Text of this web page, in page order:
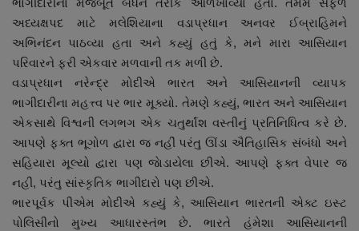
નાણાંકીય સમાચાર
સ્થાનિક સમાચાર
સ્પોર્ટ્સ
રાશિફળ
ગુનાખોરી
ભાગીદારીના મજબૂત બંધન તરીકે ઓળખાવ્યા હતા. તેમમે સફળ
અધ્યક્ષપદ માટે મલેશિયાના વડાપ્રધાન અનવર ઈબ્રાહિમને
અભિનંદન પાઠવ્યા હતા અને કહ્યું હતું કે, મને મારા આસિયાન
પરિવારને ફરી એકવાર મળવાની તક મળી છે.
વડાપ્રધાન નરેન્દ્ર મોદીએ ભારત અને આસિયાનની વ્યાપક
ભાગીદારીના મહત્ત્વ પર ભાર મૂક્યો. તેમણે કહ્યું, ભારત અને આસિયાન
એકસાથે વિશ્વની લગભગ એક ચતુર્થાંશ વસ્તીનું પ્રતિનિધિત્વ કરે છે.
આપણે ફક્ત ભૂગોળ દ્વારા જ નહીં પરંતુ ઊંડા ઐતિહાસિક સંબંધો અને
સહિયારા મૂલ્યો દ્વારા પણ જાેડાયેલા છીએ. આપણે ફક્ત વેપાર જ
નહીં, પરંતુ સાંસ્કૃતિક ભાગીદારો પણ છીએ.
ભારપૂર્વક પીએમ મોદીએ કહ્યું કે, આસિયાન ભારતની એક્ટ ઇસ્ટ
પોલિસીનો મુખ્ય આધારસ્તંભ છે. ભારતે હંમેશા આસિયાનની